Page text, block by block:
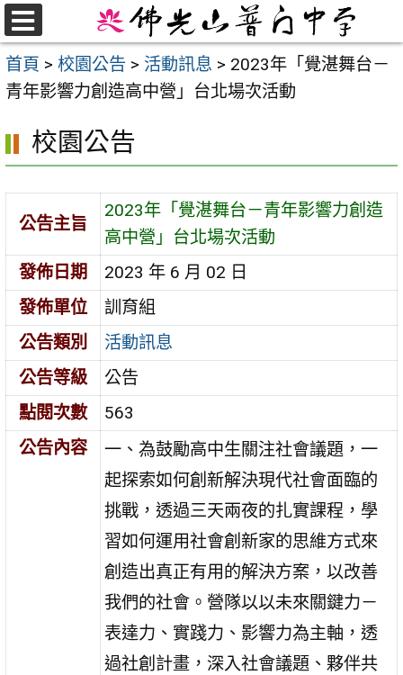
跳
至
主
要
首頁 > 校園公告 > 活動訊息 > 2023年「覺湛舞台－
青年影響力創造高中營」台北場次活動
校園公告
公告主旨
2023年「覺湛舞台－青年影響力創造
高中營」台北場次活動
發佈日期
2023 年 6 月 02 日
發佈單位
訓育組
公告類別
活動訊息
公告等級
公告
點閱次數
563
公告內容
一、為鼓勵高中生關注社會議題，一
起探索如何創新解決現代社會面臨的
挑戰，透過三天兩夜的扎實課程，學
習如何運用社會創新家的思維方式來
創造出真正有用的解決方案，以改善
我們的社會。營隊以以未來關鍵力－
表達力、實踐力、影響力為主軸，透
過社創計畫，深入社會議題、夥伴共
選
單